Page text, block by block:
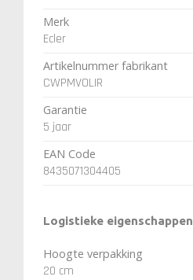
Merk
Ecler
Artikelnummer fabrikant
CWPMVOLIR
Garantie
5 jaar
EAN Code
8435071304405
Logistieke eigenschappen
Hoogte verpakking
20 cm